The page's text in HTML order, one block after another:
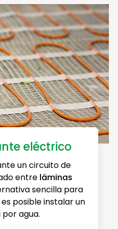
eléctrico
un circuito de
entre láminas
sencilla para
posible instalar un
agua.